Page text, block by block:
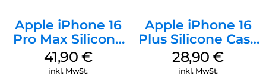
Apple iPhone 16
Pro Max Silicone
Case MagSafe
Ultramarine
41,90 €
inkl. MwSt.
Apple iPhone 16
Plus Silicone Case
MagSafe Black
28,90€
inkl. MwSt.